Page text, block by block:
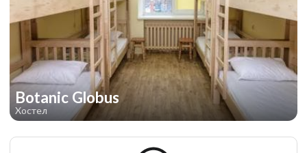
Botanic Globus
Хостел